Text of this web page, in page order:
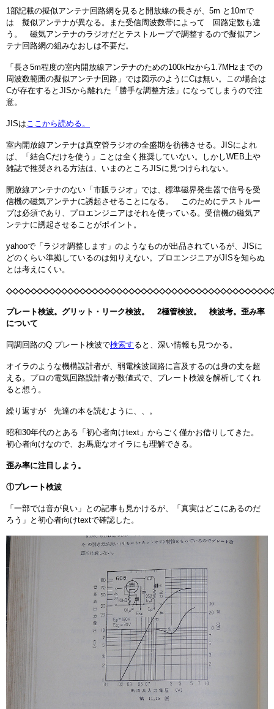
1部記載の擬似アンテナ回路網を見ると開放線の長さが、5m と10mで
は 擬似アンテナが異なる。また受信周波数帯によって 回路定数も違
う。 磁気アンテナのラジオだとテストループで調整するので擬似アン
テナ回路網の組みなおしは不要だ。
「長さ5m程度の室内開放線アンテナのための100kHzから1.7MHzまでの
周波数範囲の擬似アンテナ回路」では図示のようにCは無い。この場合は
Cが存在するとJISから離れた「勝手な調整方法」になってしまうので注
意。
JISはここから読める。
室内開放線アンテナは真空管ラジオの全盛期を彷彿させる。JISによれ
ば、「結合Cだけを使う」ことは全く推奨していない。しかしWEB上や
雑誌で推奨される方法は、いまのところJISに見つけられない。
開放線アンテナのない「市販ラジオ」では、標準磁界発生器で信号を受
信機の磁気アンテナに誘起させることになる。 このためにテストルー
プは必須であり、プロエンジニアはそれを使っている。受信機の磁気ア
ンテナに誘起させることがポイント。
yahooで「ラジオ調整します」のようなものが出品されているが、JISに
どのくらい準拠しているのは知りえない。プロエンジニアがJISを知らぬ
とは考えにくい。
プレート検波。グリット・リーク検波。 2極管検波。 検波考。歪み率
について
同調回路のQ プレート検波で検索すると、深い情報も見つかる。
オイラのような機構設計者が、弱電検波回路に言及するのは身の丈を超
える。プロの電気回路設計者が数値式で、プレート検波を解析してくれ
ると想う。
繰り返すが 先達の本を読むように、、。
昭和30年代のとある「初心者向けtext」からごく僅かお借りしてきた。
初心者向けなので、お馬鹿なオイラにも理解できる。
歪み率に注目しよう。
①プレート検波
「一部では音が良い」との記事も見かけるが、「真実はどこにあるのだ
ろう」と初心者向けtextで確認した。